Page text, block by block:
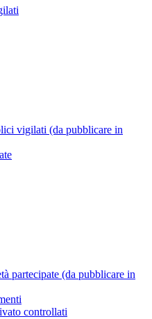
vigilati (da pubblicare in
partecipate (da pubblicare in
controllati